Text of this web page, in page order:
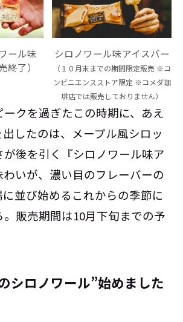
ール味
終了）
シロノワール味アイスバー
（１０月末までの期間限定販売 ※コ
ンビニエンスストア限定 ※コメダ珈
琲店では販売しておりません）
クを過ぎたこの時期に、あえ
したのは、メープル風シロッ
が後を引く『シロノワール味ア
いが、濃い目のフレーバーの
並び始めるこれからの季節に
販売期間は10月下旬までの予
シロノワール”始めました